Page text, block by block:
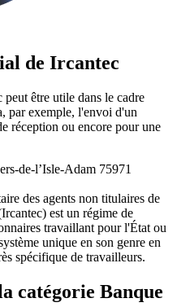
de Ircantec
être utile dans le cadre
par exemple, l'envoi d'un
réception ou encore pour une
de-l’Isle-Adam 75971
des agents non titulaires de
est un régime de
travaillant pour l'État ou
unique en son genre en
spécifique de travailleurs.
catégorie Banque